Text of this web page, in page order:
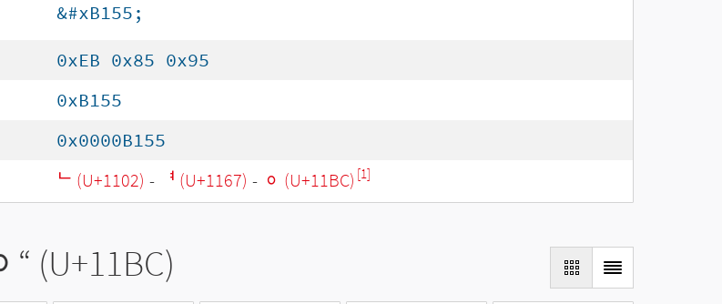
&#xB155;
0xEB 0x85 0x95
0xB155
0x0000B155
ᄂ (U+1102) - ᅧ (U+1167) - ᆼ (U+11BC) [1]
“ (U+11BC)